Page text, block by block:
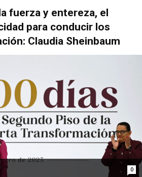
fuerza y entereza, el
para conducir los
Claudia Sheinbaum
0